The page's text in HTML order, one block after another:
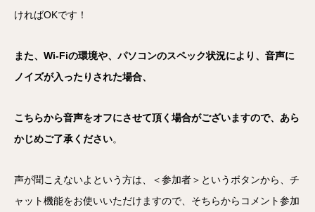
ければOKです！
また、Wi-Fiの環境や、パソコンのスペック状況により、音声に
ノイズが入ったりされた場合、
こちらから音声をオフにさせて頂く場合がございますので、あら
かじめご了承ください。
声が聞こえないよという方は、＜参加者＞というボタンから、チ
ャット機能をお使いいただけますので、そちらからコメント参加